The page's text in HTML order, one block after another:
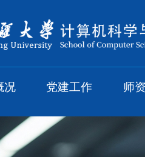
况 党建工作 师